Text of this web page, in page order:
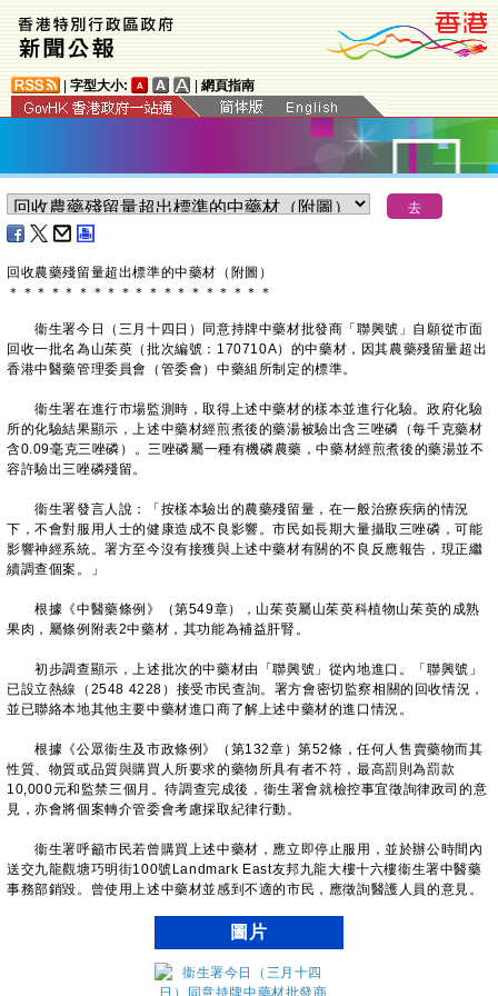
字型大小: 網頁指南
回收農藥殘留量超出標準的中藥材（附圖）
＊ ＊ ＊ ＊ ＊ ＊ ＊ ＊ ＊ ＊ ＊ ＊ ＊ ＊ ＊ ＊ ＊ ＊ ＊
衞生署今日（三月十四日）同意持牌中藥材批發商「聯興號」自願從市面
回收一批名為山茱萸（批次編號：170710A）的中藥材，因其農藥殘留量超出
香港中醫藥管理委員會（管委會）中藥組所制定的標準。
衞生署在進行市場監測時，取得上述中藥材的樣本並進行化驗。政府化驗
所的化驗結果顯示，上述中藥材經煎煮後的藥湯被驗出含三唑磷（每千克藥材
含0.09毫克三唑磷）。三唑磷屬一種有機磷農藥，中藥材經煎煮後的藥湯並不
容許驗出三唑磷殘留。
衞生署發言人說：「按樣本驗出的農藥殘留量，在一般治療疾病的情況
下，不會對服用人士的健康造成不良影響。市民如長期大量攝取三唑磷，可能
影響神經系統。署方至今沒有接獲與上述中藥材有關的不良反應報告，現正繼
續調查個案。」
根據《中醫藥條例》（第549章），山茱萸屬山茱萸科植物山茱萸的成熟
果肉，屬條例附表2中藥材，其功能為補益肝腎。
初步調查顯示，上述批次的中藥材由「聯興號」從內地進口。「聯興號」
已設立熱線（2548 4228）接受市民查詢。署方會密切監察相關的回收情況，
並已聯絡本地其他主要中藥材進口商了解上述中藥材的進口情況。
根據《公眾衞生及市政條例》（第132章）第52條，任何人售賣藥物而其
性質、物質或品質與購買人所要求的藥物所具有者不符，最高罰則為罰款
10,000元和監禁三個月。待調查完成後，衞生署會就檢控事宜徵詢律政司的意
見，亦會將個案轉介管委會考慮採取紀律行動。
衞生署呼籲市民若曾購買上述中藥材，應立即停止服用，並於辦公時間內
送交九龍觀塘巧明街100號Landmark East友邦九龍大樓十六樓衞生署中醫藥
事務部銷毀。曾使用上述中藥材並感到不適的市民，應徵詢醫護人員的意見。
圖片